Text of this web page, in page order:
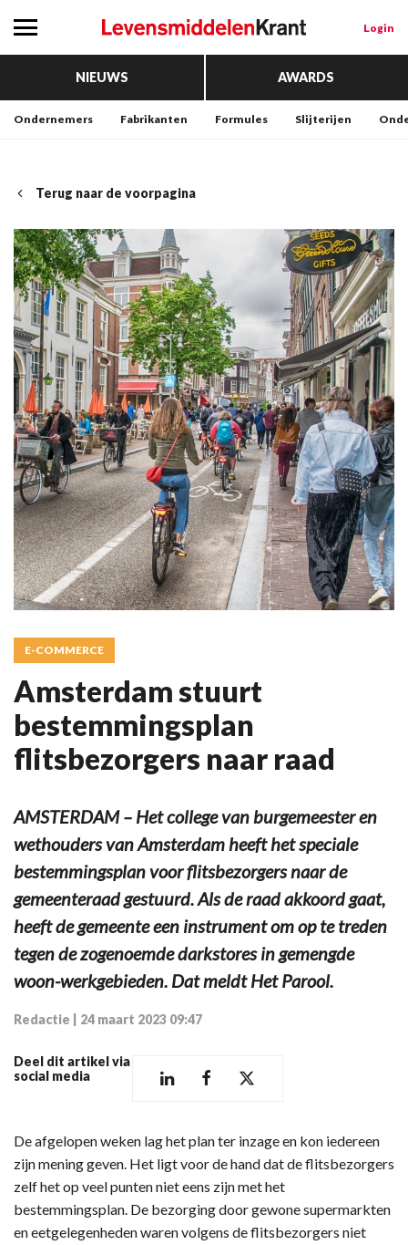
Login
NIEUWS AWARDS
Ondernemers Fabrikanten Formules Slijterijen
Terug naar de voorpagina
E-COMMERCE
Amsterdam stuurt
bestemmingsplan
flitsbezorgers naar raad
AMSTERDAM – Het college van burgemeester en
wethouders van Amsterdam heeft het speciale
bestemmingsplan voor flitsbezorgers naar de
gemeenteraad gestuurd. Als de raad akkoord gaat,
heeft de gemeente een instrument om op te treden
tegen de zogenoemde darkstores in gemengde
woon-werkgebieden. Dat meldt Het Parool.
Redactie 24 maart 2023 09:47
Deel dit artikel via
social media
De afgelopen weken lag het plan ter inzage en kon iedereen
zijn mening geven. Het ligt voor de hand dat de flitsbezorgers
zelf het op veel punten niet eens zijn met het
bestemmingsplan. De bezorging door gewone supermarkten
en eetgelegenheden waren volgens de flitsbezorgers niet